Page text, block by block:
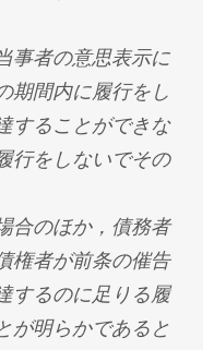
者の意思表示に
期間内に履行をし
することができな
行をしないでその
のほか，債務者
権者が前条の催告
するのに足りる履
が明らかであると